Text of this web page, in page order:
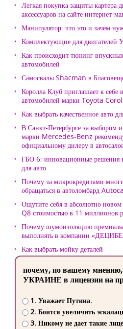
Легкая покупка защиты картера
аксессуаров на сайте интернет-
Манипулятор: что это и зачем
Комплектующие для двигателей
Как происходит тюнинг
автомобилей
Самосвалы Shacman в
Королла Клуб приглашает к себе
автомобилей марки Toyota
Как выбрать качественное авто
В Санкт-Петербурге за выбором
марки Mercedes-Benz
официальному дилеру в
ГБО 6: инновационные решения
для авто
Почему за микрокредитами
обращаться в автоломбард
Ощутите себя в абсолютно
Q8 стоимостью в 11 миллионов
Почему шумоизоляцию
выполнять в компании
Как выбрать мойку деталей
почему, по вашему
УКРАИНЕ в лицензии на
1. Уважает Путина.
2. Боится увеличить
3. Никому не дает такие